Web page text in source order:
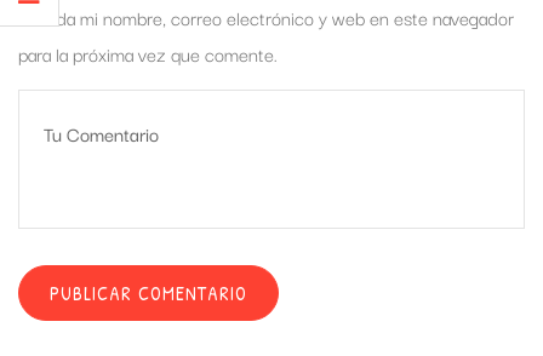
Guarda mi nombre, correo electrónico y web en este navegador
para la próxima vez que comente.